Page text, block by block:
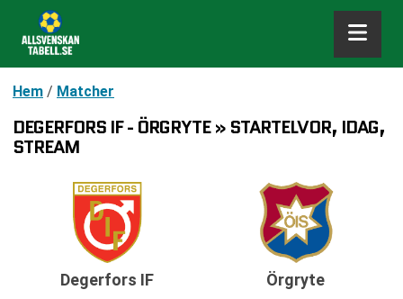
Hem / Matcher
DEGERFORS IF - ÖRGRYTE » STARTELVOR, IDAG,
STREAM
Degerfors IF Örgryte